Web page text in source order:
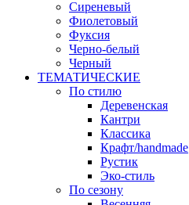
Сиреневый
Фиолетовый
Фуксия
Черно-белый
Черный
ТЕМАТИЧЕСКИЕ
По стилю
Деревенская
Кантри
Классика
Крафт/handmade
Рустик
Эко-стиль
По сезону